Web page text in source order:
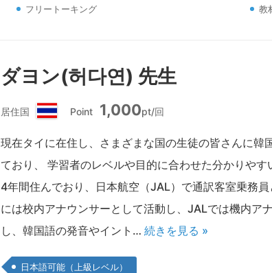
フリートーキング
教
ダヨン(허다연) 先生
居住国
タ
イ
Point 1,000pt/回
現在タイに在住し、さまざまな国の生徒の皆さんに
ており、 学習者のレベルや目的に合わせた分かりや
4年間住んでおり、日本航空（JAL）で通訳客室乗務
には校内アナウンサーとして活動し、JALでは機内ア
し、韓国語の発音やイント…続きを見る »
日本語可能（上級レベル）